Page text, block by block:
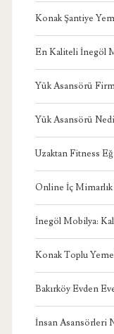
Konak Şantiye
En Kaliteli İnegöl
Yük Asansörü
Yük Asansörü
Uzaktan Fitness
Online İç
İnegöl Mobilya:
Konak Toplu
Bakırköy Evden
İnsan Asansörleri